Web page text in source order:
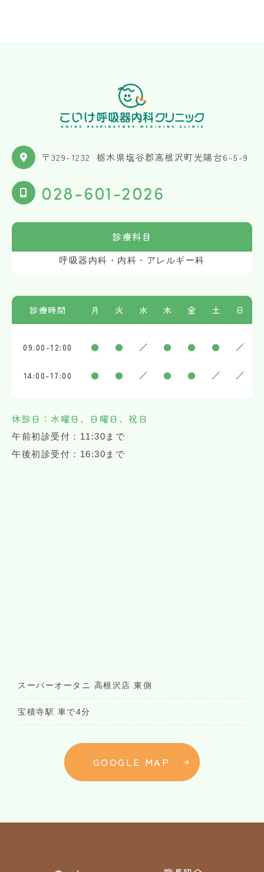
〒329-1232 栃木県塩谷郡高根沢町光陽台6-5-9
028-601-2026
診療科目
呼吸器内科・内科・アレルギー科
診療時間 月 火 水 木 金 土 日
09:00-12:00 ● ● ／ ● ● ● ／
14:00-17:00 ● ● ／ ● ● ／ ／
休診日：水曜日、日曜日、祝日
午前初診受付：11:30まで
午後初診受付：16:30まで
スーパーオータニ 高根沢店 東側
宝積寺駅 車で4分
GOOGLE MAP